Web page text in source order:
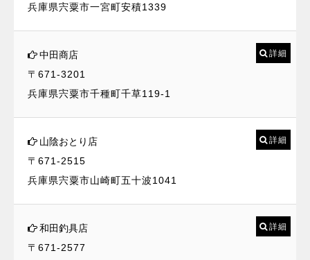
兵庫県宍粟市一宮町安積1339
中田商店
〒671-3201
兵庫県宍粟市千種町千草119-1
詳細
山陰おとり店
〒671-2515
兵庫県宍粟市山崎町五十波1041
詳細
和田釣具店
〒671-2577
詳細